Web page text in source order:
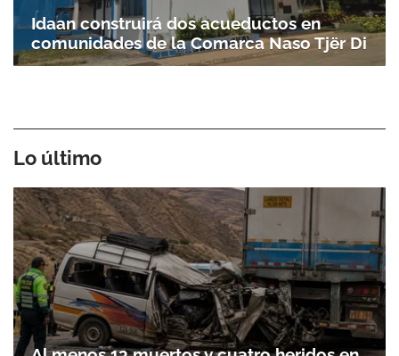
Idaan construirá dos acueductos en
comunidades de la Comarca Naso Tjër Di
Lo último